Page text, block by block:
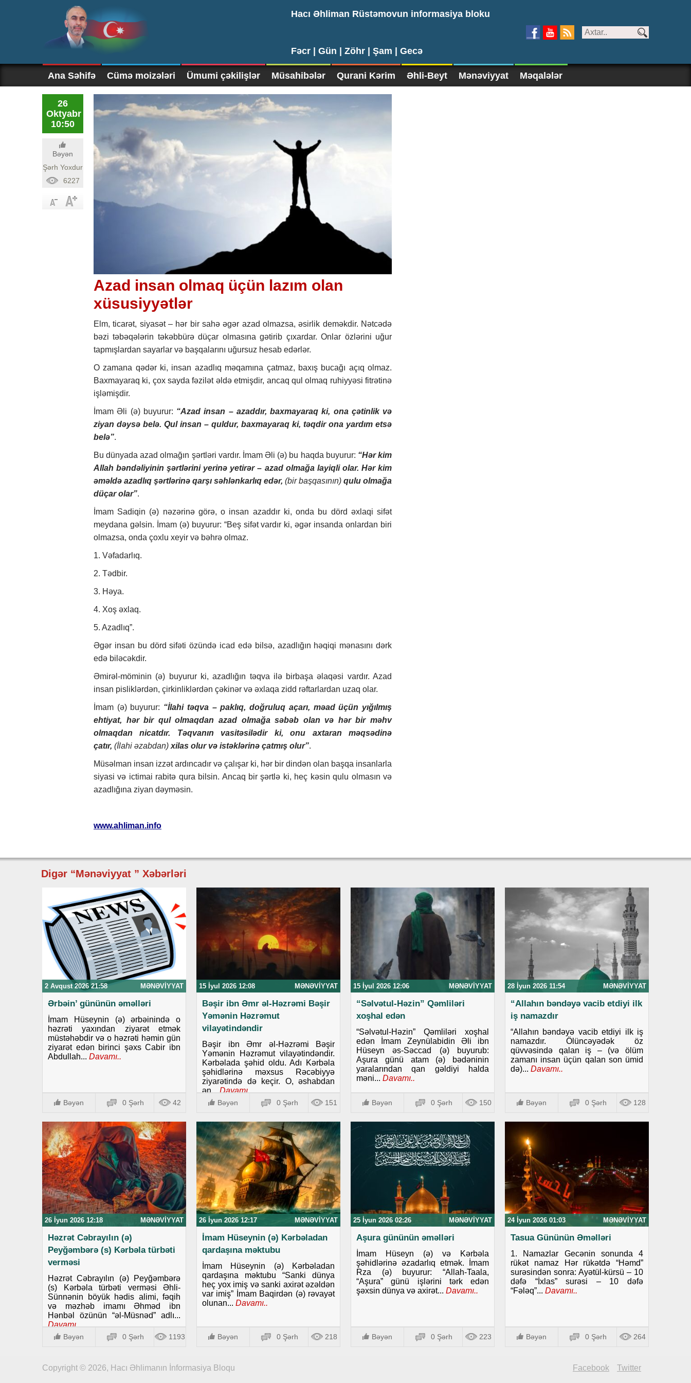
Hacı Əhliman Rüstəmovun informasiya bloku
Fəcr | Gün | Zöhr | Şam | Gecə
Ana Səhifə Cümə moizələri Ümumi çəkilişlər Müsahibələr Qurani Kərim Əhli-Beyt Mənəviyyat Məqalələr
26
Oktyabr
10:50
Bəyən
Şərh Yoxdur
6227
Azad insan olmaq üçün lazım olan
xüsusiyyətlər
Elm, ticarət, siyasət – hər bir sahə əgər azad olmazsa, əsirlik deməkdir. Nətcədə
bəzi təbəqələrin təkəbbürə düçar olmasına gətirib çıxardar. Onlar özlərini uğur
tapmışlardan sayarlar və başqalarını uğursuz hesab edərlər.
O zamana qədər ki, insan azadlıq məqamına çatmaz, baxış bucağı açıq olmaz.
Baxmayaraq ki, çox sayda fəzilət əldə etmişdir, ancaq qul olmaq ruhiyyəsi fitrətinə
işləmişdir.
İmam Əli (ə) buyurur: “Azad insan – azaddır, baxmayaraq ki, ona çətinlik və
ziyan dəysə belə. Qul insan – quldur, baxmayaraq ki, təqdir ona yardım etsə
belə”.
Bu dünyada azad olmağın şərtləri vardır. İmam Əli (ə) bu haqda buyurur: “Hər kim
Allah bəndəliyinin şərtlərini yerinə yetirər – azad olmağa layiqli olar. Hər kim
əməldə azadlıq şərtlərinə qarşı səhlənkarlıq edər, (bir başqasının) qulu olmağa
düçar olar”.
İmam Sadiqin (ə) nəzərinə görə, o insan azaddır ki, onda bu dörd əxlaqi sifət
meydana gəlsin. İmam (ə) buyurur: “Beş sifət vardır ki, əgər insanda onlardan biri
olmazsa, onda çoxlu xeyir və bəhrə olmaz.
1. Vəfadarlıq.
2. Tədbir.
3. Həya.
4. Xoş əxlaq.
5. Azadlıq”.
Əgər insan bu dörd sifəti özündə icad edə bilsə, azadlığın həqiqi mənasını dərk
edə biləcəkdir.
Əmirəl-möminin (ə) buyurur ki, azadlığın təqva ilə birbaşa əlaqəsi vardır. Azad
insan pisliklərdən, çirkinliklərdən çəkinər və əxlaqa zidd rəftarlardan uzaq olar.
İmam (ə) buyurur: “İlahi təqva – paklıq, doğruluq açarı, məad üçün yığılmış
ehtiyat, hər bir qul olmaqdan azad olmağa səbəb olan və hər bir məhv
olmaqdan nicatdır. Təqvanın vasitəsilədir ki, onu axtaran məqsədinə
çatır, (İlahi əzabdan) xilas olur və istəklərinə çatmış olur”.
Müsəlman insan izzət ardıncadır və çalışar ki, hər bir dindən olan başqa insanlarla
siyasi və ictimai rabitə qura bilsin. Ancaq bir şərtlə ki, heç kəsin qulu olmasın və
azadlığına ziyan dəyməsin.
www.ahliman.info
Digər “Mənəviyyat ” Xəbərləri
2 Avqust 2026 21:58 MƏNƏVIYYAT
Ərbəin’ gününün əməlləri
İmam Hüseynin (ə) ərbəinində o
həzrəti yaxından ziyarət etmək
müstəhəbdir və o həzrəti həmin gün
ziyarət edən birinci şəxs Cabir ibn
Abdullah... Davamı..
Bəyən 0 Şərh 42
15 İyul 2026 12:08 MƏNƏVIYYAT
Bəşir ibn Əmr əl-Həzrəmi Bəşir
Yəmənin Həzrəmut
vilayətindəndir
Bəşir ibn Əmr əl-Həzrəmi Bəşir
Yəmənin Həzrəmut vilayətindəndir.
Kərbəlada şəhid oldu. Adı Kərbəla
şəhidlərinə məxsus Rəcəbiyyə
ziyarətində də keçir. O, əshabdan
ən...Davamı..
Bəyən 0 Şərh 151
15 İyul 2026 12:06 MƏNƏVIYYAT
“Səlvətul-Həzin” Qəmliləri
xoşhal edən
“Səlvətul-Həzin” Qəmliləri xoşhal
edən İmam Zeynülabidin Əli ibn
Hüseyn əs-Səccad (ə) buyurub:
Aşura günü atam (ə) bədəninin
yaralarından qan gəldiyi halda
məni... Davamı..
Bəyən 0 Şərh 150
28 İyun 2026 11:54 MƏNƏVIYYAT
“Allahın bəndəyə vacib etdiyi ilk
iş namazdır
“Allahın bəndəyə vacib etdiyi ilk iş
namazdır. Ölüncəyədək öz
qüvvəsində qalan iş – (və ölüm
zamanı insan üçün qalan son ümid
də)... Davamı..
Bəyən 0 Şərh 128
26 İyun 2026 12:18 MƏNƏVIYYAT
Həzrət Cəbrayılın (ə)
Peyğəmbərə (s) Kərbəla türbəti
verməsi
Həzrət Cəbrayılın (ə) Peyğəmbərə
(s) Kərbəla türbəti verməsi Əhli-
Sünnənin böyük hədis alimi, fəqih
və məzhəb imamı Əhməd ibn
Hənbəl özünün “əl-Müsnəd” adlı...
Davamı..
Bəyən 0 Şərh 1193
26 İyun 2026 12:17 MƏNƏVIYYAT
İmam Hüseynin (ə) Kərbəladan
qardaşına məktubu
İmam Hüseynin (ə) Kərbəladan
qardaşına məktubu “Sanki dünya
heç yox imiş və sanki axirət əzəldən
var imiş” İmam Baqirdən (ə) rəvayət
olunan... Davamı..
Bəyən 0 Şərh 218
25 İyun 2026 02:26 MƏNƏVIYYAT
Aşura gününün əməlləri
İmam Hüseyn (ə) və Kərbəla
şəhidlərinə əzadarlıq etmək. İmam
Rza (ə) buyurur: “Allah-Taala,
“Aşura” günü işlərini tərk edən
şəxsin dünya və axirət... Davamı..
Bəyən 0 Şərh 223
24 İyun 2026 01:03 MƏNƏVIYYAT
Tasua Gününün Əməlləri
1. Namazlar Gecənin sonunda 4
rükət namaz Hər rükətdə “Həmd”
surəsindən sonra: Ayətül-kürsü – 10
dəfə “İxlas” surəsi – 10 dəfə
“Fələq”... Davamı..
Bəyən 0 Şərh 264
Copyright © 2026, Hacı Əhlimanın İnformasiya Bloqu Facebook Twitter